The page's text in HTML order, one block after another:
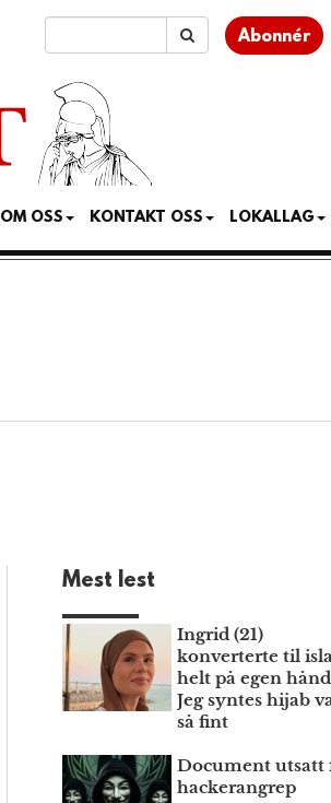
Abonnér
OM OSS KONTAKT OSS LOKALLAG
Mest lest
Ingrid (21)
konverterte til
helt på egen
Jeg syntes hijab
så fint
Document utsatt
hackerangrep